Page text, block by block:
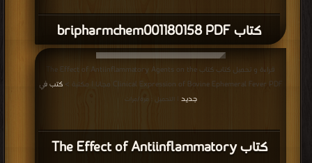
كتاب bripharmchem001180158 PDF
كتاب The Effect of Antiinflammatory
قراءة و تحميل كتاب كتاب The Effect of Antiinflammatory Agents on the
Clinical Expression of Bovine Ephemeral Fever PDF مجانا | مكتبة >
كتب في
جديد | التحميل : مرة/مرات